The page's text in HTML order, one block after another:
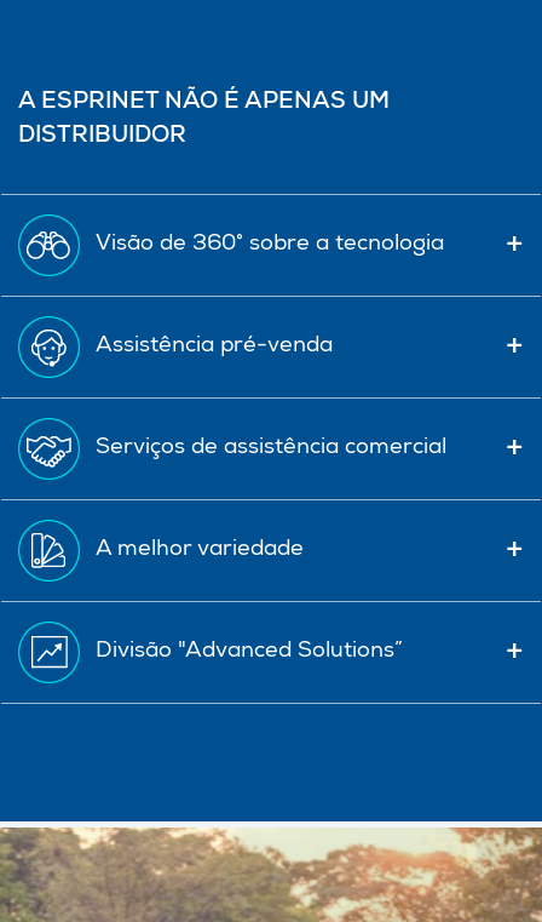
A ESPRINET NÃO É APENAS UM
DISTRIBUIDOR
Visão de 360° sobre a tecnologia
Assistência pré-venda
Serviços de assistência comercial
A melhor variedade
Divisão "Advanced Solutions”